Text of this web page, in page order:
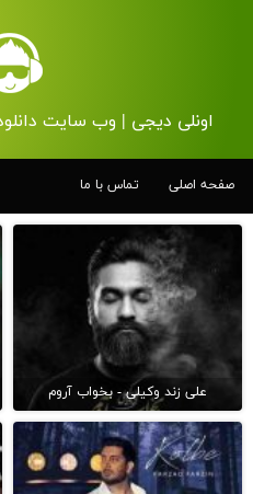
اونلی دیجی | وب سایت
صفحه اصلی تماس با ما
علی زند وکیلی - بخواب آروم